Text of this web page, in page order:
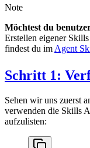
Note
Möchtest du
Erstellen eigener
findest du imAgent
Schritt 1:
Sehen wir uns zuerst
verwenden die Skills
aufzulisten: